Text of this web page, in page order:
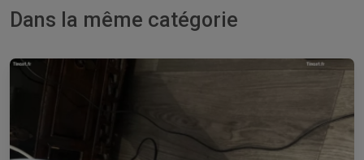
Dans la même catégorie